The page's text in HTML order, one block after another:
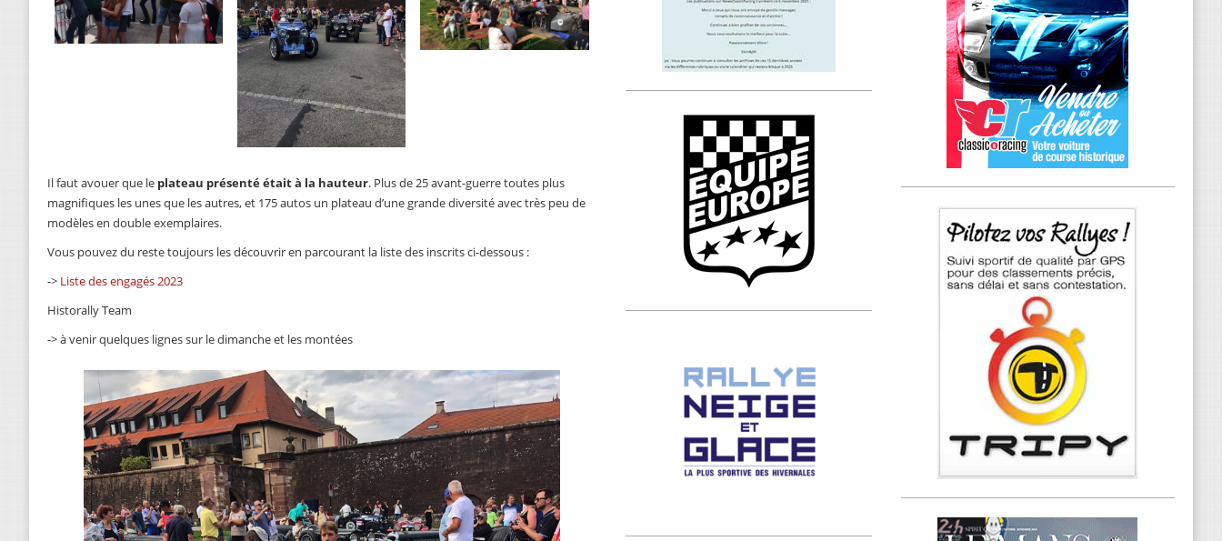
Il faut avouer que le plateau présenté était à la hauteur. Plus de 25 avant-guerre toutes plus
magnifiques les unes que les autres, et 175 autos un plateau d’une grande diversité avec très peu de
modèles en double exemplaires.
Vous pouvez du reste toujours les découvrir en parcourant la liste des inscrits ci-dessous :
-> Liste des engagés 2023
Historally Team
-> à venir quelques lignes sur le dimanche et les montées